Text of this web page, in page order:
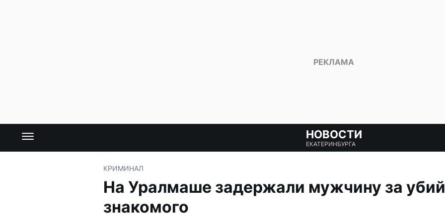
НОВОСТИ
ЕКАТЕРИНБУРГА
КРИМИНАЛ
На Уралмаше задержали мужчину за
знакомого